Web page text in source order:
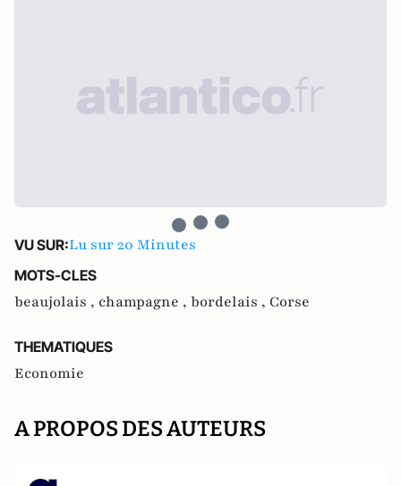
VU SUR:Lu sur 20 Minutes
MOTS-CLES
beaujolais , champagne , bordelais , Corse
THEMATIQUES
Economie
A PROPOS DES AUTEURS